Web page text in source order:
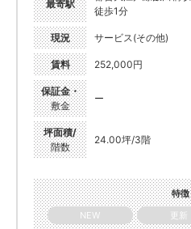
最寄駅
徒歩1分
現況 サービス(その他)
賃料 252,000円
保証金・
敷金
ー
坪面積/
階数
24.00坪/3階
特徴
NEW
更新